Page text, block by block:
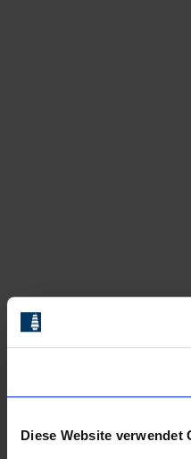
Diese Website verwendet